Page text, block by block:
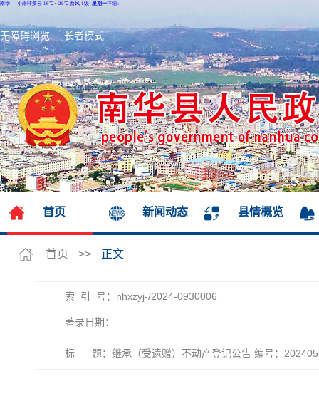
无障碍浏览 长者模式
首页 新闻动态 县情概览
首页 >> 正文
索 引 号：nhxzyj-/2024-0930006
著录日期：
标 题：继承（受遗赠）不动产登记公告 编号：